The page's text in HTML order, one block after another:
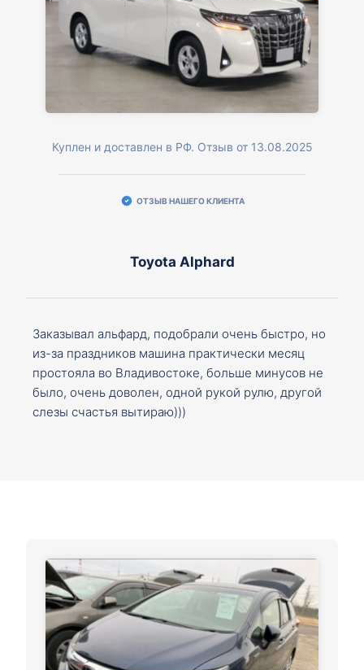
Куплен и доставлен в РФ. Отзыв от 13.08.2025
ОТЗЫВ НАШЕГО КЛИЕНТА
Toyota Alphard
Заказывал альфард, подобрали очень быстро, но
из-за праздников машина практически месяц
простояла во Владивостоке, больше минусов не
было, очень доволен, одной рукой рулю, другой
слезы счастья вытираю)))